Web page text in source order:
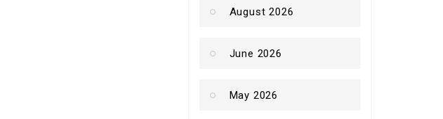
August 2026
June 2026
May 2026